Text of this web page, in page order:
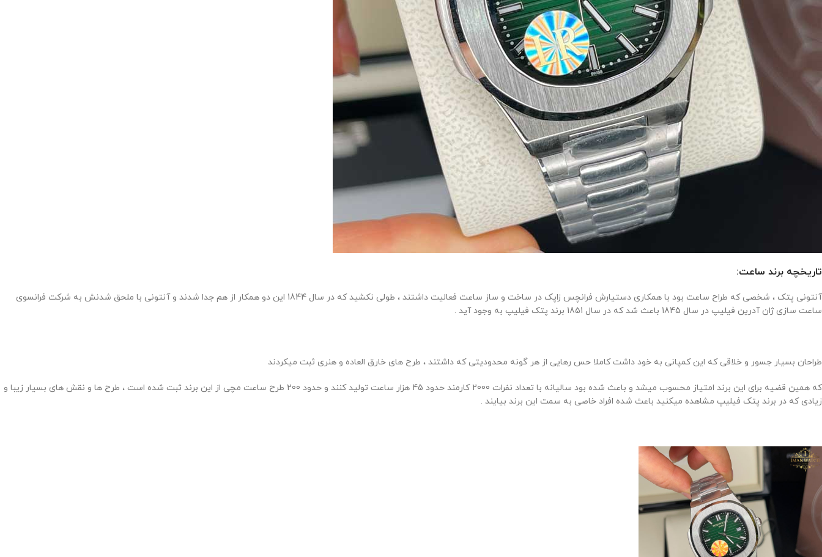
تاریخچه برند ساعت:
آنتونی پتک ، شخصی که طراح ساعت بود با همکاری دستیارش فرانچس زاپک در ساخت و ساز ساعت فعالیت داشتند ، طولی نکشید که در سال 1844 این دو همکار از هم جدا شدند و آنتونی با ملحق شدنش به شرکت فرانسوی
ساعت سازی ژان آدرین فیلیپ در سال 1845 باعث شد که در سال 1851 برند پتک فیلیپ به وجود آید .
طراحان بسیار جسور و خلاقی که این کمپانی به خود داشت کاملا حس رهایی از هر گونه محدودیتی که داشتند ، طرح های خارق العاده و هنری ثبت میکردند
که همین قضیه برای این برند امتیاز محسوب میشد و باعث شده بود سالیانه با تعداد نفرات 2000 کارمند حدود 45 هزار ساعت تولید کنند و حدود 200 طرح ساعت مچی از این برند ثبت شده است ، طرح ها و نقش های بسیار زیبا و
زیادی که در برند پتک فیلیپ مشاهده میکنید باعث شده افراد خاصی به سمت این برند بیایند .